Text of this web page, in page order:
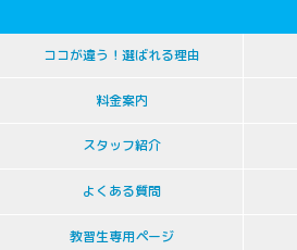
ココが違う！選ばれる理由
料金案内
スタッフ紹介
よくある質問
教習生専用ページ